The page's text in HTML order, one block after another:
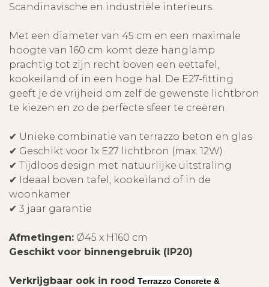
Scandinavische en industriële interieurs.
Met een diameter van 45 cm en een maximale
hoogte van 160 cm komt deze hanglamp
prachtig tot zijn recht boven een eettafel,
kookeiland of in een hoge hal. De E27-fitting
geeft je de vrijheid om zelf de gewenste lichtbron
te kiezen en zo de perfecte sfeer te creëren.
✔ Unieke combinatie van terrazzo beton en glas
✔ Geschikt voor 1x E27 lichtbron (max. 12W)
✔ Tijdloos design met natuurlijke uitstraling
✔ Ideaal boven tafel, kookeiland of in de
woonkamer
✔ 3 jaar garantie
Afmetingen: Ø45 x H160 cm
Geschikt voor binnengebruik (IP20)
Verkrijgbaar ook in rood Terrazzo Concrete &